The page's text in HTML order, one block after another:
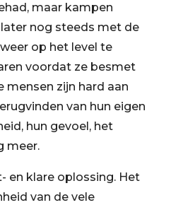
maar kampen
nog steeds met de
op het level te
voordat ze besmet
mensen zijn hard aan
van hun eigen
hun gevoel, het
meer.
en klare oplossing. Het
van de vele